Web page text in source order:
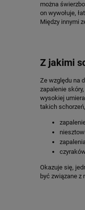
można
on wywołuje,
Między innymi
Z jakimi
Ze względu na
zapalenie
wysokiej
takich
Okazuje się,
być związane z